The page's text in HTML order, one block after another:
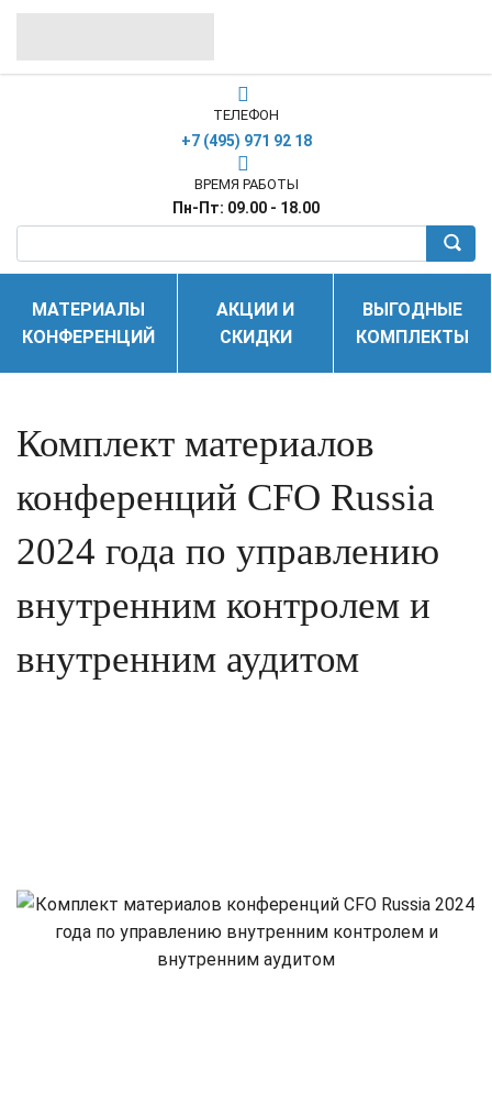
ТЕЛЕФОН
+7 (495) 971 92 18
ВРЕМЯ РАБОТЫ
Пн-Пт: 09.00 - 18.00
МАТЕРИАЛЫ
КОНФЕРЕНЦИЙ
АКЦИИ И
СКИДКИ
ВЫГОДНЫЕ
КОМПЛЕКТЫ
Комплект материалов
конференций CFO Russia
2024 года по управлению
внутренним контролем и
внутренним аудитом